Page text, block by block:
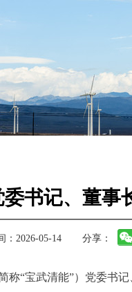
书记、董事
：2026-05-14 分享：
“宝武清能”）党委书